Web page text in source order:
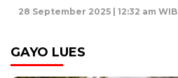
28 September 2025 | 12:32 am WIB
GAYO LUES